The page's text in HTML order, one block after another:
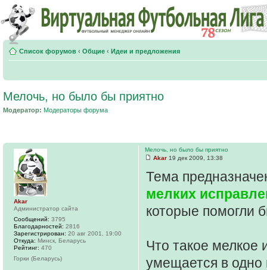
Список форумов ‹ Общие ‹ Идеи и предложения
Мелочь, но было бы приятно
Модератор: Модераторы форума
Мелочь, но было бы приятно
Akar 19 дек 2009, 13:38
Тема
мелких
которые помогли
Что такое мелкое
умещается в
Akar
Администратор сайта
Сообщений: 3795
Благодарностей: 2816
Зарегистрирован: 20 авг 2001, 19:00
Откуда: Минск, Беларусь
Рейтинг: 470
Горки (Беларусь)